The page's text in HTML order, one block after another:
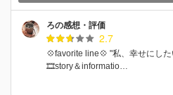
ろの感想・評価
2.7
💠favorite line💠 "私、幸せにし
🎞️story＆informatio…